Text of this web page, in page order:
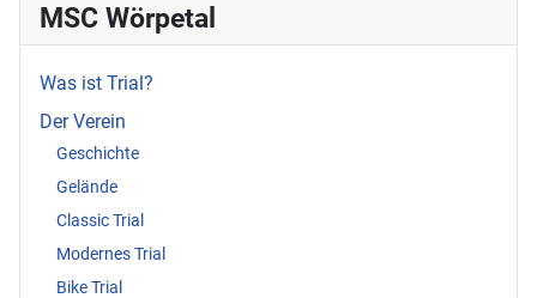
MSC Wörpetal
Was ist Trial?
Der Verein
Geschichte
Gelände
Classic Trial
Modernes Trial
Bike Trial